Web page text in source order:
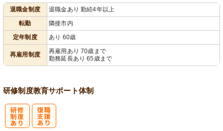
退職金制度
退職金あり 勤続4年以上
転勤
隣接市内
定年制度
あり 60歳
再雇用制度
再雇用あり 70歳まで
勤務延長あり 65歳まで
研修制度教育サポート体制